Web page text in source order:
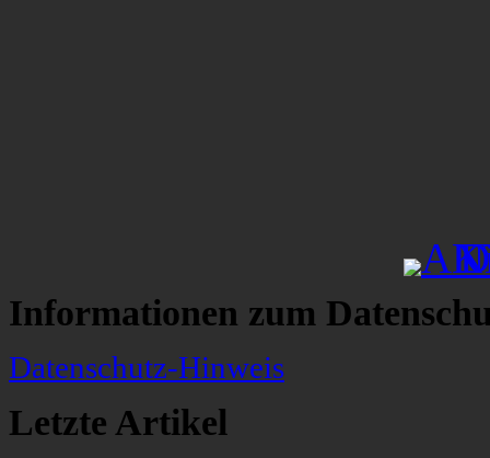
Informationen zum
Datenschutz-Hinweis
Letzte Artikel